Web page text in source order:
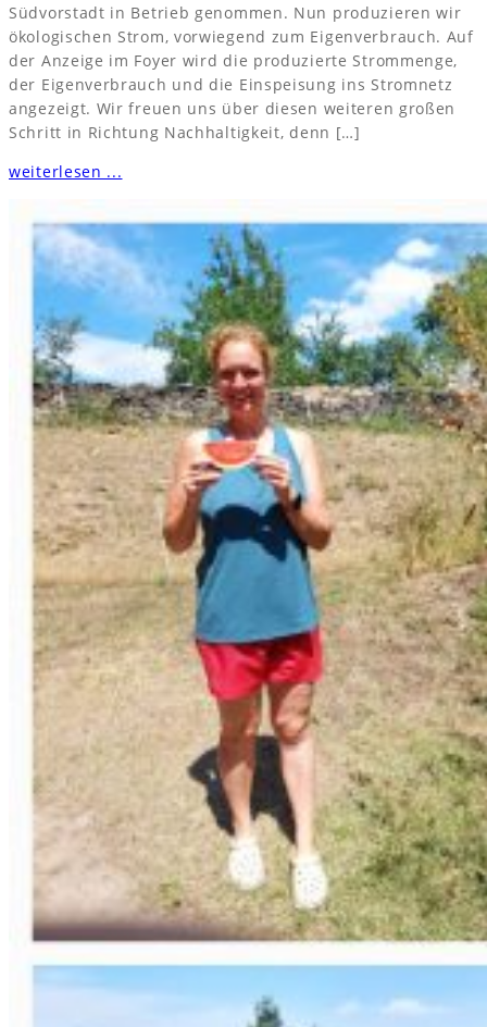
Südvorstadt in Betrieb genommen. Nun produzieren wir
ökologischen Strom, vorwiegend zum Eigenverbrauch. Auf
der Anzeige im Foyer wird die produzierte Strommenge,
der Eigenverbrauch und die Einspeisung ins Stromnetz
angezeigt. Wir freuen uns über diesen weiteren großen
Schritt in Richtung Nachhaltigkeit, denn […]
weiterlesen ...